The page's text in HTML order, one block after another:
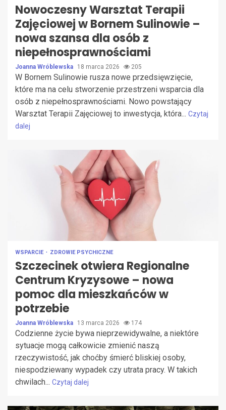
Nowoczesny Warsztat Terapii
Zajęciowej w Bornem Sulinowie –
nowa szansa dla osób z
niepełnosprawnościami
Joanna Wróblewska 18 marca 2026 205
W Bornem Sulinowie rusza nowe przedsięwzięcie,
które ma na celu stworzenie przestrzeni wsparcia dla
osób z niepełnosprawnościami. Nowo powstający
Warsztat Terapii Zajęciowej to inwestycja, która... Czytaj
dalej
WSPARCIE ZDROWIE PSYCHICZNE
Szczecinek otwiera Regionalne
Centrum Kryzysowe – nowa
pomoc dla mieszkańców w
potrzebie
Joanna Wróblewska 13 marca 2026 174
Codzienne życie bywa nieprzewidywalne, a niektóre
sytuacje mogą całkowicie zmienić naszą
rzeczywistość, jak choćby śmierć bliskiej osoby,
niespodziewany wypadek czy utrata pracy. W takich
chwilach... Czytaj dalej